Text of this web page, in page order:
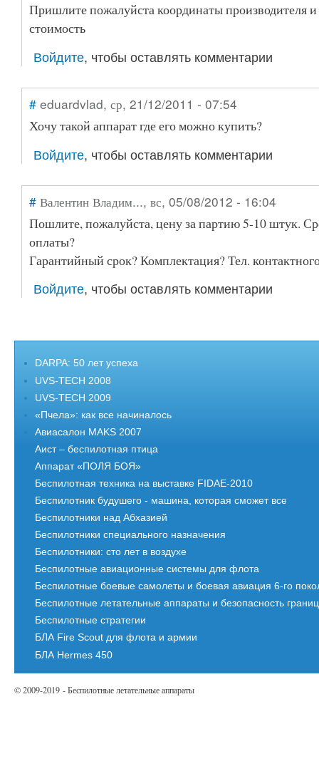
Пришлите пожалуйста координаты производителя
стоимость
Войдите, чтобы оставлять комментарии
# eduardvlad, ср, 21/12/2011 - 07:54
Хочу такой аппарат где его можно купить?
Войдите, чтобы оставлять комментарии
# Валентин Владим..., вс, 05/08/2012 - 16:04
Пошлите, пожалуйста, цену за партию 5-10 штук.
оплаты?
Гарантийный срок? Комплектация? Тел.
Войдите, чтобы оставлять комментарии
DARPA: 50 лет успеха
UVS-TECH 2008
UVS-TECH 2009
«Пчела»: как все начиналось
Авиасалон MAKS 2007
Аист – беспилотная птица
Аппарат «ПОЛЯ БОЯ»
Беспилотная техника на выставке FIDAE-2010
Беспилотник будушего - машина, которая сможет все
Беспилотники над Абхазией
Беспилотники специального назначения
Беспилотники: сто лет в воздухе
Беспилотные авиационные системы для флота
Беспилотные боевые самолеты и боевая авиация 6-го
Беспилотные летательные аппараты и безопасность границ
Беспилотные стратегии
БЛА Fire Scout для флота и армии
БЛА Hermes 450
© 2009-2019 - Беспилотные летательные аппараты